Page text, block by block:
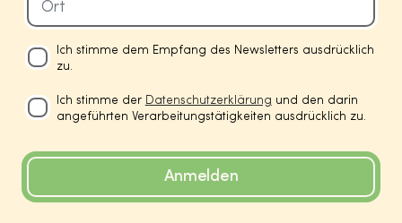
Ich stimme dem Empfang des Newsletters ausdrücklich
zu.
Ich stimme der Datenschutzerklärung und den darin
angeführten Verarbeitungstätigkeiten ausdrücklich zu.
Anmelden